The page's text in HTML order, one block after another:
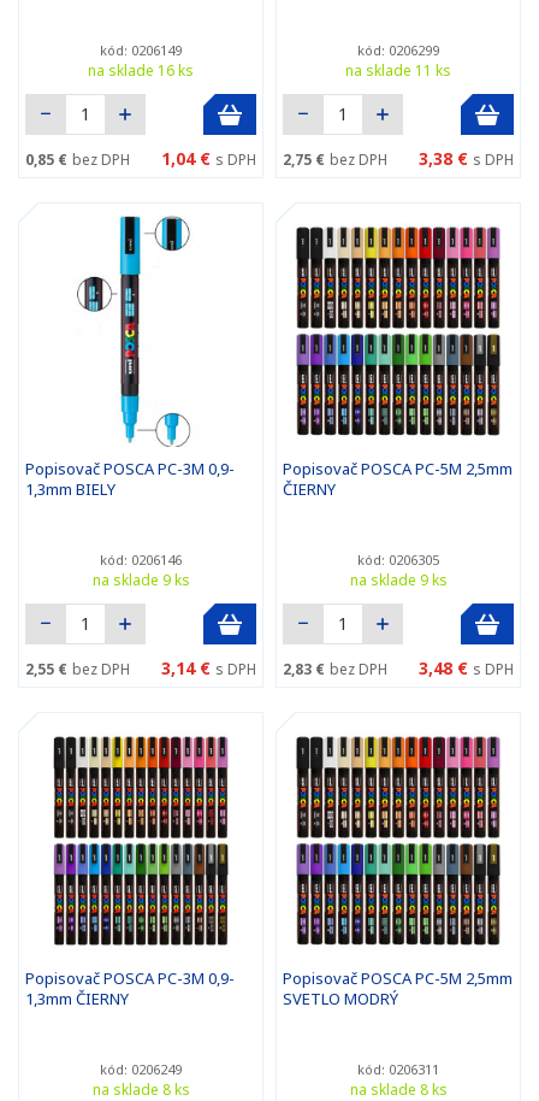
kód: 0206149
na sklade 16 ks
0,85 € bez DPH 1,04 € s DPH
kód: 0206299
na sklade 11 ks
2,75 € bez DPH 3,38 € s DPH
Popisovač POSCA PC-3M 0,9-
1,3mm BIELY
kód: 0206146
na sklade 9 ks
2,55 € bez DPH 3,14 € s DPH
Popisovač POSCA PC-5M 2,5mm
ČIERNY
kód: 0206305
na sklade 9 ks
2,83 € bez DPH 3,48 € s DPH
Popisovač POSCA PC-3M 0,9-
1,3mm ČIERNY
kód: 0206249
na sklade 8 ks
Popisovač POSCA PC-5M 2,5mm
SVETLO MODRÝ
kód: 0206311
na sklade 8 ks